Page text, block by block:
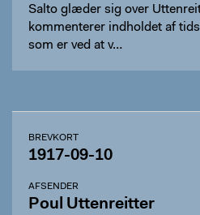
Salto glæder sig over
kommenterer indholdet af
som er ved at v…
BREVKORT
1917-09-10
AFSENDER
Poul Uttenreitter